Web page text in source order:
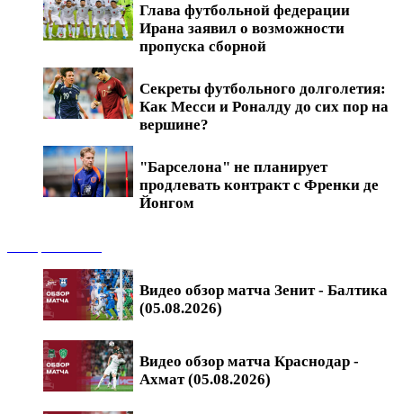
Глава футбольной федерации
Ирана заявил о возможности
пропуска сборной
Секреты футбольного долголетия:
Как Месси и Роналду до сих пор на
вершине?
"Барселона" не планирует
продлевать контракт с Френки де
Йонгом
Видео обзор матча Зенит - Балтика
(05.08.2026)
Видео обзор матча Краснодар -
Ахмат (05.08.2026)